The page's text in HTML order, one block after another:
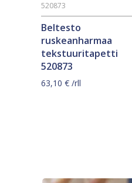
Beltesto
ruskeanharmaa
tekstuuritapetti
520873
520873
63,10 € /rll